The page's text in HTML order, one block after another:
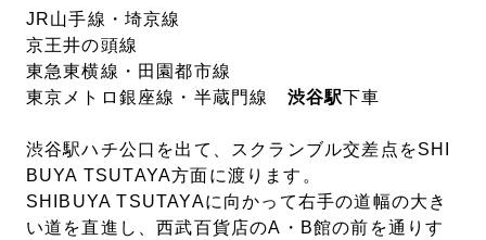
JR山手線・埼京線
京王井の頭線
東急東横線・田園都市線
東京メトロ銀座線・半蔵門線 渋谷駅下車
渋谷駅ハチ公口を出て、スクランブル交差点をSHI
BUYA TSUTAYA方面に渡ります。
SHIBUYA TSUTAYAに向かって右手の道幅の大き
い道を直進し、西武百貨店のA・B館の前を通りす